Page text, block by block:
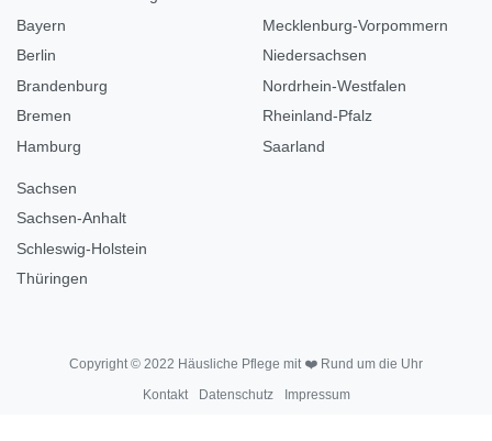
Bayern
Berlin
Brandenburg
Bremen
Hamburg
Mecklenburg-Vorpommern
Niedersachsen
Nordrhein-Westfalen
Rheinland-Pfalz
Saarland
Sachsen
Sachsen-Anhalt
Schleswig-Holstein
Thüringen
Copyright © 2022 Häusliche Pflege mit ❤️ Rund um die Uhr
Kontakt
Datenschutz Impressum